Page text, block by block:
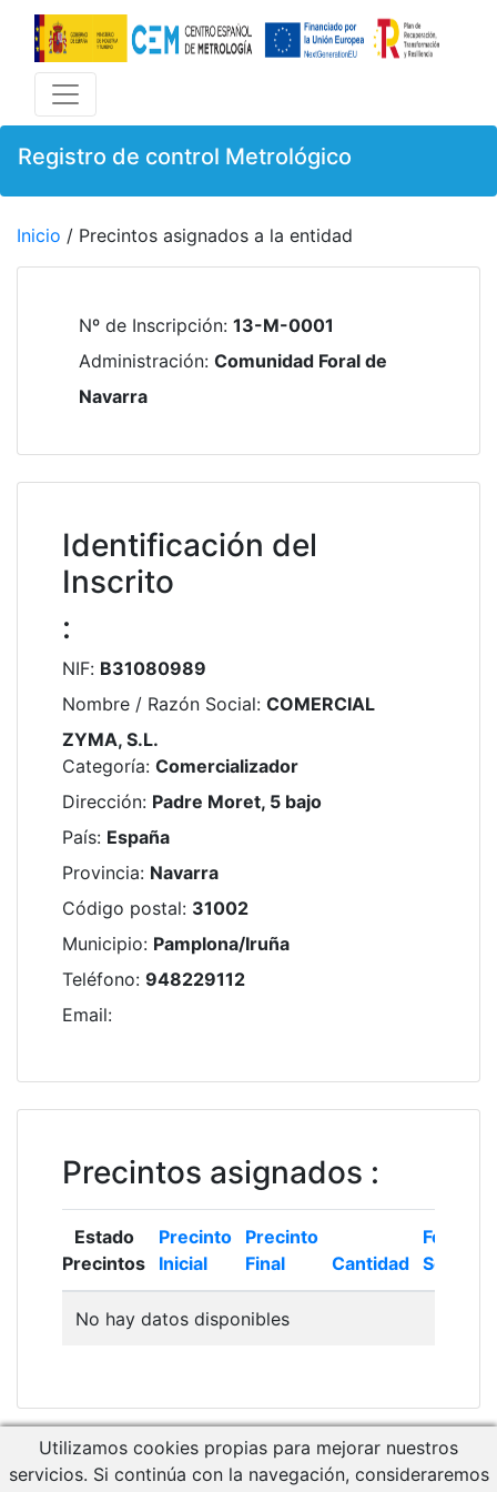
Registro de control Metrológico
Inicio / Precintos asignados a la entidad
Nº de Inscripción: 13-M-0001
Administración: Comunidad Foral de
Navarra
Identificación del
Inscrito
:
NIF: B31080989
Nombre / Razón Social: COMERCIAL
ZYMA, S.L.
Categoría: Comercializador
Dirección: Padre Moret, 5 bajo
País: España
Provincia: Navarra
Código postal: 31002
Municipio: Pamplona/Iruña
Teléfono: 948229112
Email:
Precintos asignados :
Estado
Precintos
Precinto
Inicial
Precinto
Final
Cantidad
Fecha
Solicitud
No hay datos disponibles
Descargar Manual de Usuario
Acceso a RCM Gestión
Utilizamos cookies propias para mejorar nuestros
servicios. Si continúa con la navegación, consideraremos